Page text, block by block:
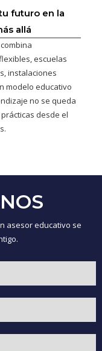
futuro en la
allá
escuelas
instalaciones
modelo educativo
no se queda
desde el
asesor educativo se